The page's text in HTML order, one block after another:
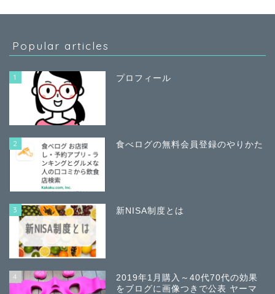
Popular articles
1 プロフィール
2 食べログの無料会員登録のやりかた
3 新NISA制度とは
4
2019年1月購入～40代70代の効果
をブログに画像つきで公表 ヤーマ